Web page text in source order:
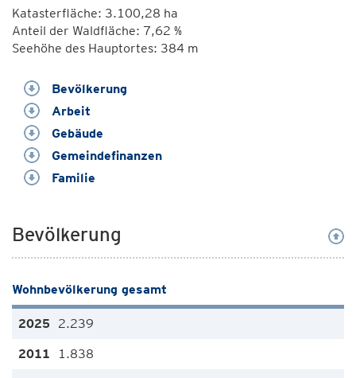
Katasterfläche: 3.100,28 ha
Anteil der Waldfläche: 7,62 %
Seehöhe des Hauptortes: 384 m
Bevölkerung
Arbeit
Gebäude
Gemeindefinanzen
Familie
Bevölkerung
Wohnbevölkerung gesamt
2.239
1.838